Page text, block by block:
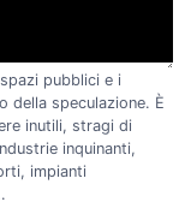
pubblici e i
della speculazione. È
inutili, stragi di
inquinanti,
impianti